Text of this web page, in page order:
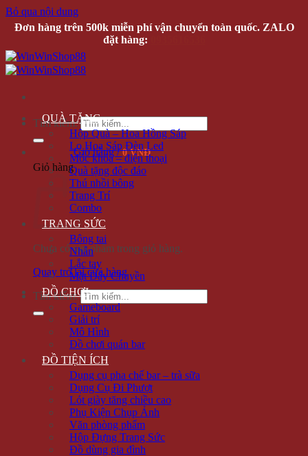
Bỏ qua nội dung
Đơn hàng trên 500k miễn phí vận chuyển toàn quốc. ZALO
đặt hàng:
Tìm kiếm:
Giỏ hàng /0 VNĐ
Giỏ hàng
Chưa có sản phẩm trong giỏ hàng.
Quay trở lại cửa hàng
Tìm kiếm:
QUÀ TẶNG
Hộp Quà – Hoa Hồng Sáp
Lọ Hoa Sáp Đèn Led
Móc khóa – điện thoại
Quà tặng độc đáo
Thú nhồi bông
Trang Trí
Combo
TRANG SỨC
Bông tai
Nhẫn
Lắc tay
Mặt Dây Chuyền
ĐỒ CHƠI
Gameboard
Giải trí
Mô Hình
Đồ chơi quán bar
ĐỒ TIỆN ÍCH
Dụng cụ pha chế bar – trà sữa
Dụng Cụ Đi Phượt
Lót giày tăng chiều cao
Phụ Kiện Chụp Ảnh
Văn phòng phẩm
Hộp Đựng Trang Sức
Đồ dùng gia đình